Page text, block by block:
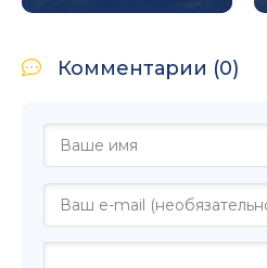
105
107
108
Комментарии (0)